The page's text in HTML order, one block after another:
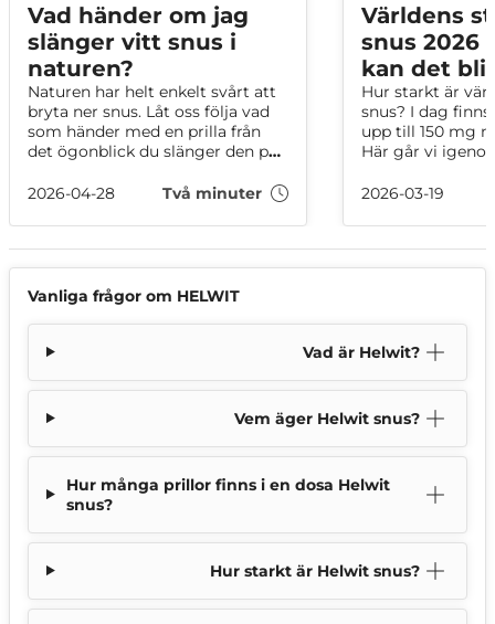
Vad händer om jag
slänger vitt snus i
naturen?
Naturen har helt enkelt svårt att
bryta ner snus. Låt oss följa vad
som händer med en prilla från
det ögonblick du slänger den på
tappert försök att bryta ner den.
2026-04-28 Två minuter
Världens
snus 2026
kan det
Hur starkt är
snus? I dag
upp till 150 mg
Här går vi
mellan mg per
avgör hur starkt
2026-03-19
Vanliga frågor om HELWIT
Vad är Helwit?
Vem äger Helwit snus?
Hur många prillor finns i en dosa Helwit
snus?
Hur starkt är Helwit snus?